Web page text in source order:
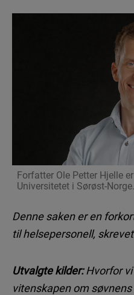
Forfatter Ole Petter Hjelle
Universitetet i Sørøst-Norge.
Denne saken er en
til helsepersonell,
Utvalgte kilder:Hvorfor
vitenskapen om